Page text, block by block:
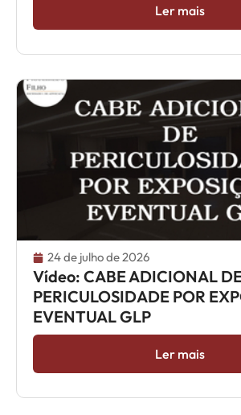
Ler mais
24 de julho de 2026
Vídeo: CABE ADICIONAL
PERICULOSIDADE POR
EVENTUAL GLP
Ler mais